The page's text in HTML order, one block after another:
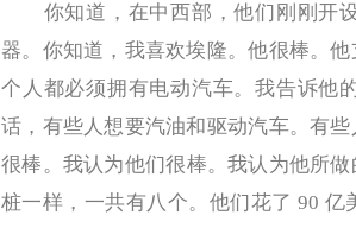
你知道，在中西部，他们刚刚开设
器。你知道，我喜欢埃隆。他很棒。
个人都必须拥有电动汽车。我告诉他
话，有些人想要汽油和驱动汽车。有
很棒。我认为他们很棒。我认为他所
桩一样，一共有八个。他们花了 90